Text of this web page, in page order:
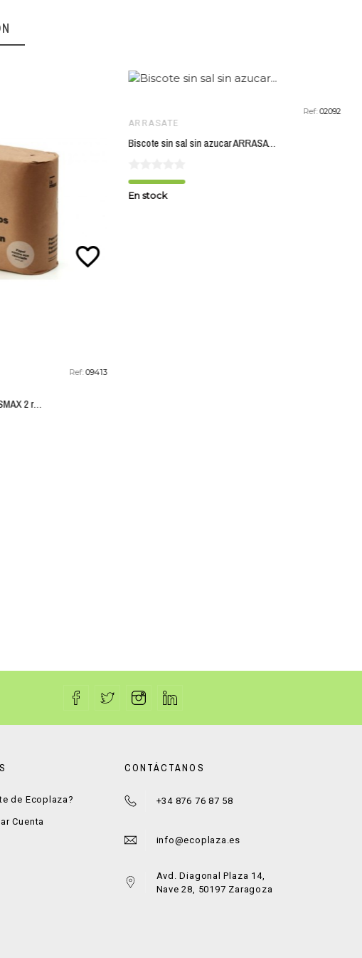
Ref:09413
Papel cocina doble capa ISMAX 2 rollos
favorite_border
Ref:02092
ARRASATE
Biscote sin sal sin azucar ARRASATE 270 gr ECO
En stock
de Ecoplaza?
Cuenta
CONTÁCTANOS
+34 876 76 87 58
info@ecoplaza.es
Avd. Diagonal Plaza 14,
Nave 28, 50197 Zaragoza